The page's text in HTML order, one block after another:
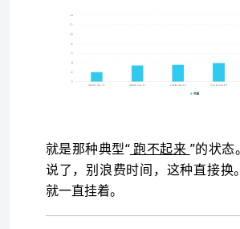
就是那种典型“跑不起来 ”的状态
说了，别浪费时间，这种直接换
就一直挂着。